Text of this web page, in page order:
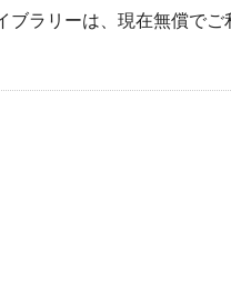
ブラリーは、現在無償で